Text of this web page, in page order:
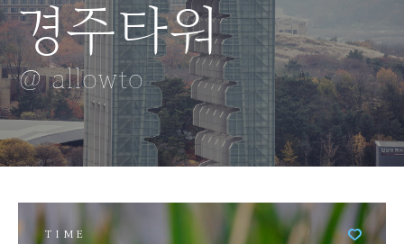
경주타워
@ allowto
북한산 만장봉
@ allowto
나무들 사이로
@ allowto
소이캔들
@ allowto
눈꽃
@ allowto
TIME